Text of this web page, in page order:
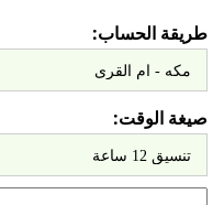
طريقة الحساب:
صيغة الوقت: